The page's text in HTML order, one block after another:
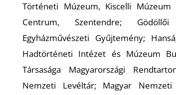
Történeti Múzeum, Kiscelli
Centrum, Szentendre;
Egyházművészeti Gyűjtemény;
Hadtörténeti Intézet és Múzeum
Társasága Magyarországi
Nemzeti Levéltár; Magyar